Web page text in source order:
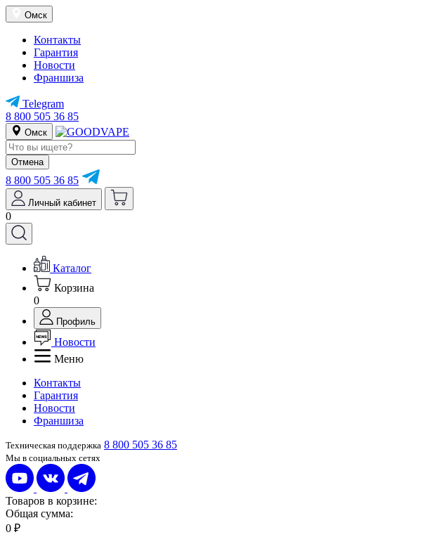
Омск
Контакты
Гарантия
Новости
Франшиза
Telegram
8 800 505 36 85
Омск
Отмена
8 800 505 36 85
Личный кабинет
0
Каталог
Корзина
0
Профиль
Новости
Меню
Контакты
Гарантия
Новости
Франшиза
Техническая поддержка 8 800 505 36 85
Мы в социальных сетях
Товаров в корзине:
Общая сумма:
0 ₽